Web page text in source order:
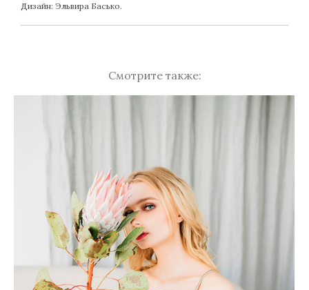
Дизайн: Эльвира Басько.
Смотрите также: